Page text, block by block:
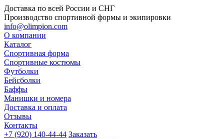
Доставка по всей России и СНГ
Производство спортивной формы и экипировки
info@olimpion.com
О компании
Каталог
Спортивная форма
Спортивные костюмы
Футболки
Бейсболки
Баффы
Манишки и номера
Доставка и оплата
Отзывы
Контакты
+7 (920) 140-44-44 Заказать